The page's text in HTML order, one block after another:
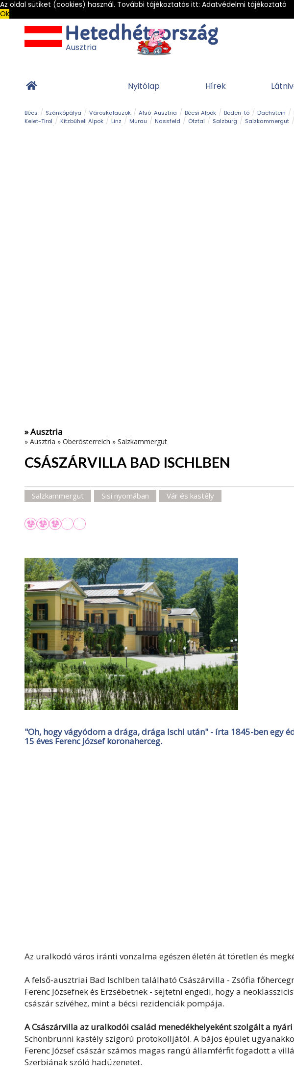
Az oldal sütiket (cookies) használ. További tájékoztatás itt: Adatvédelmi tájékoztató
Ok
Ausztria
Nyitólap Hírek
Bécs Szánkópálya Városkalauzok Alsó-Ausztria Bécsi Alpok Boden-tó Dachstein
Kelet-Tirol
Kitzbüheli Alpok Linz Murau Nassfeld Ötztal Salzburg Salzkammergut
» Ausztria
» Ausztria » Oberösterreich » Salzkammergut
CSÁSZÁRVILLA BAD ISCHLBEN
Salzkammergut Sisi nyomában Vár és kastély
"Oh, hogy vágyódom a drága, drága Ischl után" - írta 1845-ben egy
15 éves Ferenc József koronaherceg.
Az uralkodó város iránti vonzalma egészen életén át töretlen és
A felső-ausztriai Bad Ischlben található Császárvilla - Zsófia
Ferenc Józsefnek és Erzsébetnek - sejtetni engedi, hogy a
császár szívéhez, mint a bécsi rezidenciák pompája.
A Császárvilla az uralkodói család menedékhelyeként szolgált a
Schönbrunni kastély szigorú protokolljától. A bájos épület
Ferenc József császár számos magas rangú államférfit fogadott a
Szerbiának szóló hadüzenetet.